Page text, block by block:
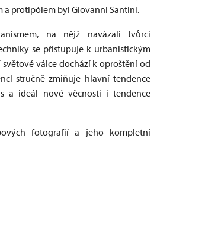
a protipólem byl Giovanni Santini.
na nějž navázali tvůrci
se přistupuje k urbanistickým
válce dochází k oproštění od
stručně zmiňuje hlavní tendence
a ideál nové věcnosti i tendence
fotografií a jeho kompletní